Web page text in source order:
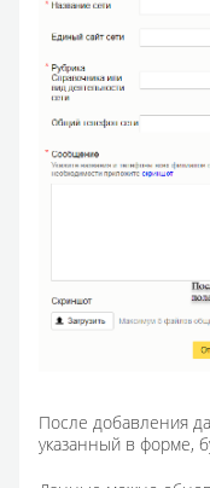
После добавления
указанный в форме,